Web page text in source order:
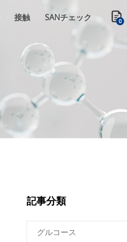
接触 SANチェック 0
記事分類
グルコース